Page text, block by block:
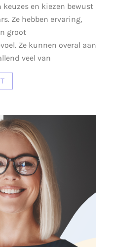
keuzes en kiezen bewust
Ze hebben ervaring,
groot
Ze kunnen overal aan
veel van